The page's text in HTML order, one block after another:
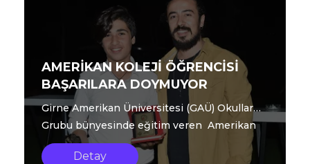
AMERİKAN KOLEJİ ÖĞRENCİSİ
BAŞARILARA DOYMUYOR
Girne Amerikan Üniversitesi (GAÜ) Okullar
Grubu bünyesinde eğitim veren Amerikan
Koleji öğrenc...
Detay